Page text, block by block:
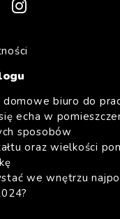
domowe biuro do
echa w
sposobów
oraz wielkości
we wnętrzu